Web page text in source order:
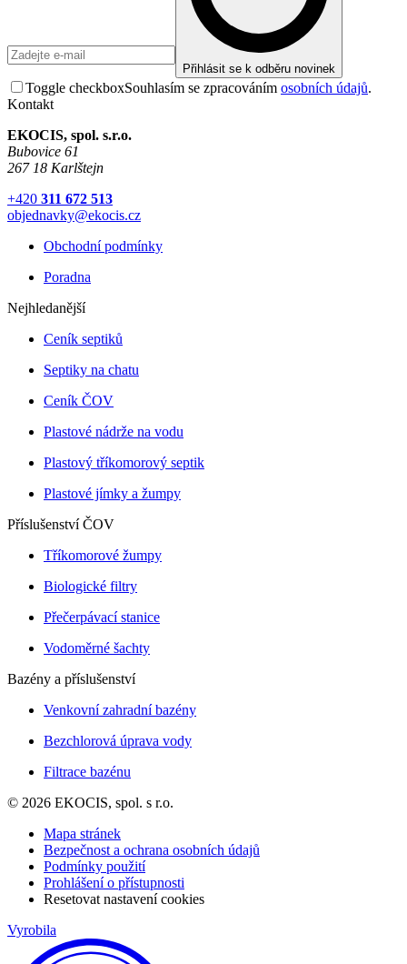
Přihlásit se k odběru novinek
Toggle checkboxSouhlasím se zpracováním osobních údajů.
Kontakt
EKOCIS, spol. s.r.o.
Bubovice 61
267 18 Karlštejn
+420 311 672 513
objednavky@ekocis.cz
Obchodní podmínky
Poradna
Nejhledanější
Ceník septiků
Septiky na chatu
Ceník ČOV
Plastové nádrže na vodu
Plastový tříkomorový septik
Plastové jímky a žumpy
Příslušenství ČOV
Tříkomorové žumpy
Biologické filtry
Přečerpávací stanice
Vodoměrné šachty
Bazény a příslušenství
Venkovní zahradní bazény
Bezchlorová úprava vody
Filtrace bazénu
© 2026 EKOCIS, spol. s r.o.
Mapa stránek
Bezpečnost a ochrana osobních údajů
Podmínky použití
Prohlášení o přístupnosti
Resetovat nastavení cookies
Vyrobila